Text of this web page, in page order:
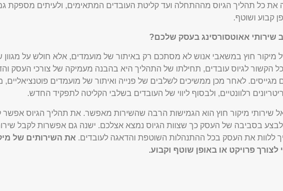
את כל תהליך הגיוס מההתחלה ועד קליטת העובדים המתאימים, ולעיתים מספקת
קבוע ושוטף.
שירותי אאוטסורסינג בעסק שלכם?
מיקור חוץ במשאבי אנוש לא מסתכם רק באיתור של מועמדים, אלא חולש על
הקשור לגיוס עובדים, תחילתו של התהליך היא בהבנה מעמיקה של צורכי העסק
מגייסים. לאחר מכן ממשיכים לשלבים של פנייה ואיתור של מועמדים פוטנציאליים,
רלוונטיים, ולבסוף ליווי של העובדים בשלבי הקליטה לתפקיד החדש.
אל שירותי מיקור חוץ הוא הגמישות הרבה שהשירות מאפשר. את תהליך הגיוס
בסביבה של העסק כך שצוות הגיוס נמצא אצלכם. ישנה גם אפשרות לקבל
ללוות את העסק בכל ההתנהלות השוטפת והדאגה לעובדים. את השירותים של
לצורך פרויקט או באופן שוטף וקבוע.